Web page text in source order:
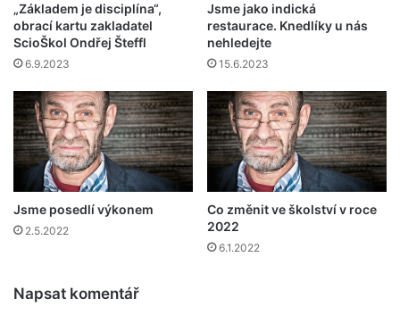
„Základem je disciplína“,
obrací kartu zakladatel
ScioŠkol Ondřej Šteffl
6.9.2023
Jsme jako indická
restaurace. Knedlíky u nás
nehledejte
15.6.2023
Jsme posedlí výkonem
2.5.2022
Co změnit ve školství v roce
2022
6.1.2022
Napsat komentář